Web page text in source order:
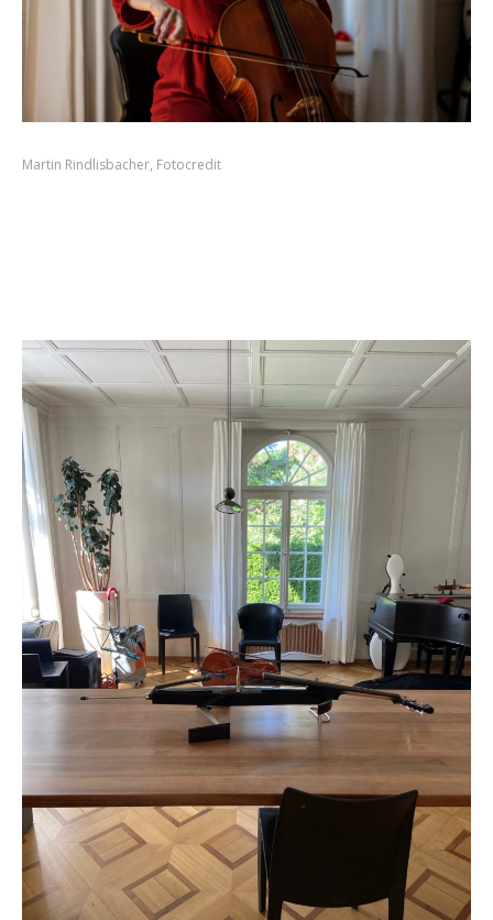
Martin Rindlisbacher, Fotocredit